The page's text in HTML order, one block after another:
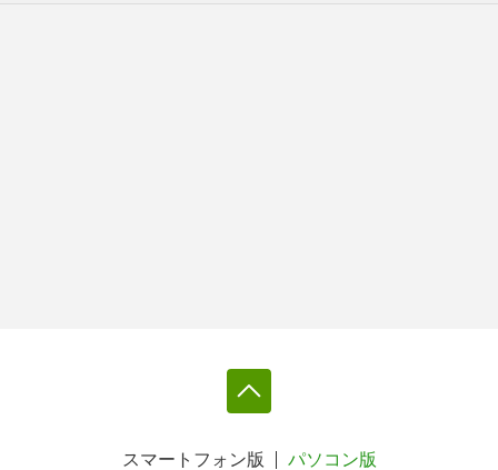
スマートフォン版 パソコン版